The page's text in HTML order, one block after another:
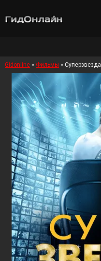
Gidonline » Фильмы » Суперзвезда